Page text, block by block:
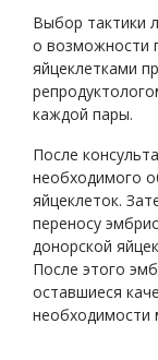
Выбор тактики
о возможности
яйцеклетками
каждой пары.
После
необходимого
яйцеклеток.
переносу
донорской
После этого
оставшиеся
необходимости